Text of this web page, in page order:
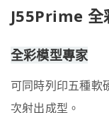
J55Prime 全
全彩模型專家
可同時列印五種軟
次射出成型。